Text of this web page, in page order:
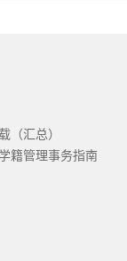
（汇总）
籍管理事务指南